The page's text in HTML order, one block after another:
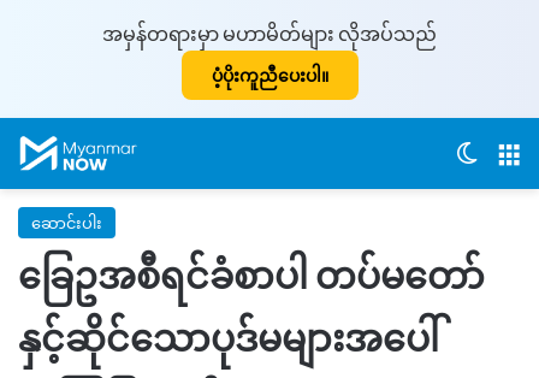
အမှန်တရားမှာ မဟာမိတ်များ လိုအပ်သည်
ပံ့ပိုးကူညီပေးပါ။
ဆောင်းပါး
ခြေဥအစီရင်ခံစာပါ တပ်မတော်
နှင့်ဆိုင်သောပုဒ်မများအပေါ်